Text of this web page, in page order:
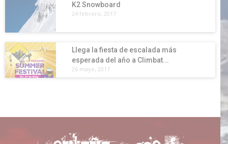
K2 Snowboard
24 febrero, 2017
Llega la fiesta de escalada más
esperada del año a Climbat...
26 mayo, 2017